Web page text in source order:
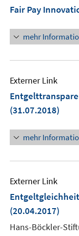
Fair Pay
mehr
Externer Link
(31.07.2018)
mehr
Externer Link
(20.04.2017)
Hans-Böckler-